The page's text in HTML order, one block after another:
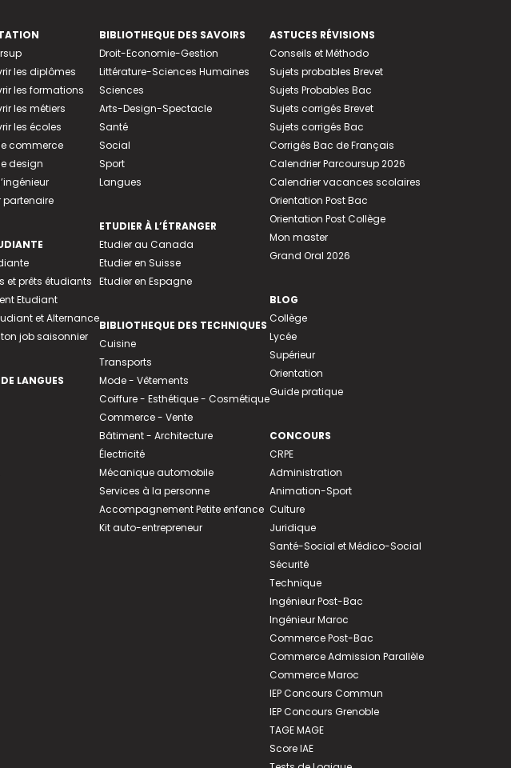
les diplômes
les formations
les métiers
les écoles
commerce
design
partenaire
et prêts étudiants
Etudiant
et Alternance
job saisonnier
LANGUES
BIBLIOTHEQUE DES SAVOIRS
Droit-Economie-Gestion
Littérature-Sciences Humaines
Sciences
Arts-Design-Spectacle
Santé
Social
Sport
Langues
ETUDIER À L’ÉTRANGER
Etudier au Canada
Etudier en Suisse
Etudier en Espagne
BIBLIOTHEQUE DES TECHNIQUES
Cuisine
Transports
Mode - Vêtements
Coiffure - Esthétique - Cosmétique
Commerce - Vente
Bâtiment - Architecture
Électricité
Mécanique automobile
Services à la personne
Accompagnement Petite enfance
Kit auto-entrepreneur
ASTUCES RÉVISIONS
Conseils et Méthodo
Sujets probables Brevet
Sujets Probables Bac
Sujets corrigés Brevet
Sujets corrigés Bac
Corrigés Bac de Français
Calendrier Parcoursup 2026
Calendrier vacances scolaires
Orientation Post Bac
Orientation Post Collège
Mon master
Grand Oral 2026
BLOG
Collège
Lycée
Supérieur
Orientation
Guide pratique
CONCOURS
CRPE
Administration
Animation-Sport
Culture
Juridique
Santé-Social et Médico-Social
Sécurité
Technique
Ingénieur Post-Bac
Ingénieur Maroc
Commerce Post-Bac
Commerce Admission Parallèle
Commerce Maroc
IEP Concours Commun
IEP Concours Grenoble
TAGE MAGE
Score IAE